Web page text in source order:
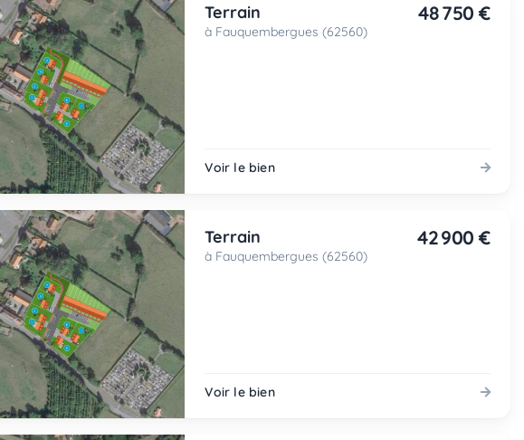
Terrain
à Fauquembergues (62560)
48 750 €
Voir le bien
Terrain
à Fauquembergues (62560)
42 900 €
Voir le bien